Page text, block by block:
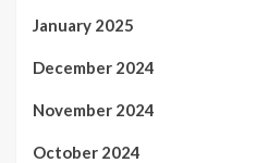
January 2025
December 2024
November 2024
October 2024